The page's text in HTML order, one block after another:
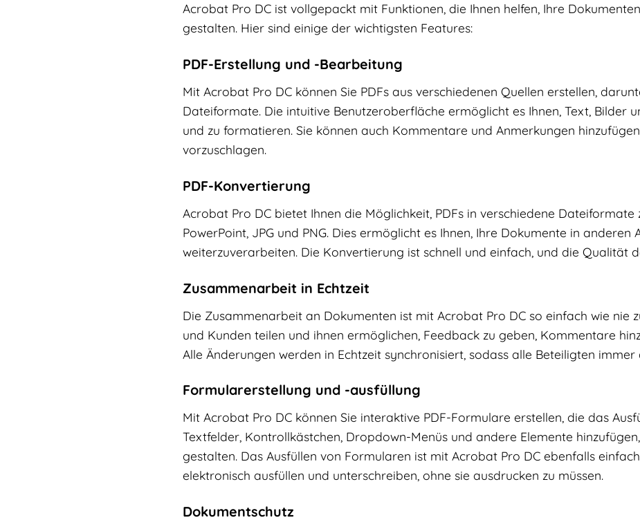
Acrobat Pro DC ist vollgepackt mit Funktionen, die Ihnen helfen, Ihre
gestalten. Hier sind einige der wichtigsten Features:
PDF-Erstellung und -Bearbeitung
Mit Acrobat Pro DC können Sie PDFs aus verschiedenen Quellen erstellen,
Dateiformate. Die intuitive Benutzeroberfläche ermöglicht es Ihnen, Text, Bilder
und zu formatieren. Sie können auch Kommentare und Anmerkungen
vorzuschlagen.
PDF-Konvertierung
Acrobat Pro DC bietet Ihnen die Möglichkeit, PDFs in verschiedene Dateiformate
PowerPoint, JPG und PNG. Dies ermöglicht es Ihnen, Ihre Dokumente in
weiterzuverarbeiten. Die Konvertierung ist schnell und einfach, und die Qualität
Zusammenarbeit in Echtzeit
Die Zusammenarbeit an Dokumenten ist mit Acrobat Pro DC so einfach wie nie
und Kunden teilen und ihnen ermöglichen, Feedback zu geben, Kommentare
Alle Änderungen werden in Echtzeit synchronisiert, sodass alle Beteiligten
Formularerstellung und -ausfüllung
Mit Acrobat Pro DC können Sie interaktive PDF-Formulare erstellen, die das
Textfelder, Kontrollkästchen, Dropdown-Menüs und andere Elemente
gestalten. Das Ausfüllen von Formularen ist mit Acrobat Pro DC ebenfalls
elektronisch ausfüllen und unterschreiben, ohne sie ausdrucken zu müssen.
Dokumentschutz